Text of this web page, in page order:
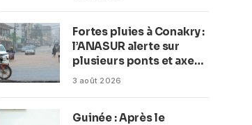
balnéaire
Fortes pluies à Conakry :
l’ANASUR alerte sur
plusieurs ponts et axes
routiers
3 août 2026
Guinée : Après le